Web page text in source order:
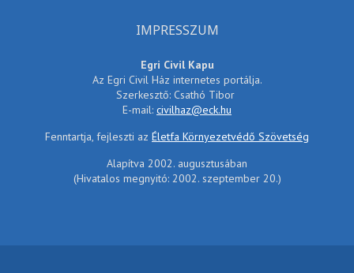
IMPRESSZUM
Egri Civil Kapu
Az Egri Civil Ház internetes portálja.
Szerkesztő: Csathó Tibor
E-mail: civilhaz@eck.hu
Fenntartja, fejleszti az Életfa Környezetvédő Szövetség
Alapítva 2002. augusztusában
(Hivatalos megnyitó: 2002. szeptember 20.)